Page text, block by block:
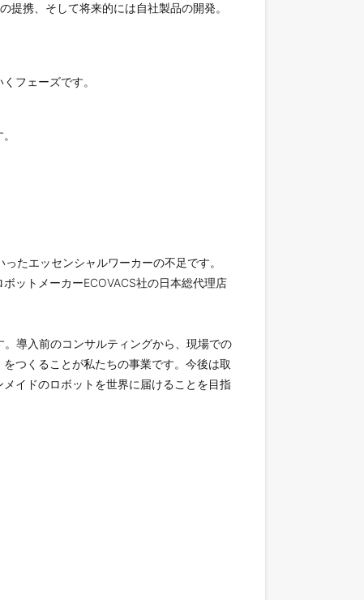
携、そして将来的には自社製品の開発。
フェーズです。
たエッセンシャルワーカーの不足です。
ットメーカーECOVACS社の日本総代理店
導入前のコンサルティングから、現場での
つくることが私たちの事業です。今後は取
イドのロボットを世界に届けることを目指